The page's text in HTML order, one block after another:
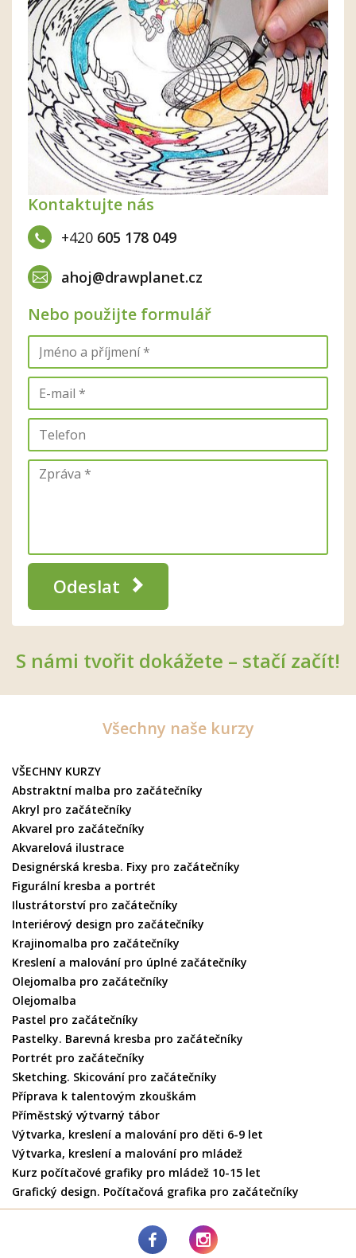
Kontaktujte nás
+420 605 178 049
ahoj@drawplanet.cz
Nebo použijte formulář
Odeslat
S námi tvořit dokážete – stačí začít!
Všechny naše kurzy
VŠECHNY KURZY
Abstraktní malba pro začátečníky
Akryl pro začátečníky
Akvarel pro začátečníky
Akvarelová ilustrace
Designérská kresba. Fixy pro začátečníky
Figurální kresba a portrét
Ilustrátorství pro začátečníky
Interiérový design pro začátečníky
Krajinomalba pro začátečníky
Kreslení a malování pro úplné začátečníky
Olejomalba pro začátečníky
Olejomalba
Pastel pro začátečníky
Pastelky. Barevná kresba pro začátečníky
Portrét pro začátečníky
Sketching. Skicování pro začátečníky
Příprava k talentovým zkouškám
Příměstský výtvarný tábor
Výtvarka, kreslení a malování pro děti 6-9 let
Výtvarka, kreslení a malování pro mládež
Kurz počítačové grafiky pro mládež 10-15 let
Grafický design. Počítačová grafika pro začátečníky